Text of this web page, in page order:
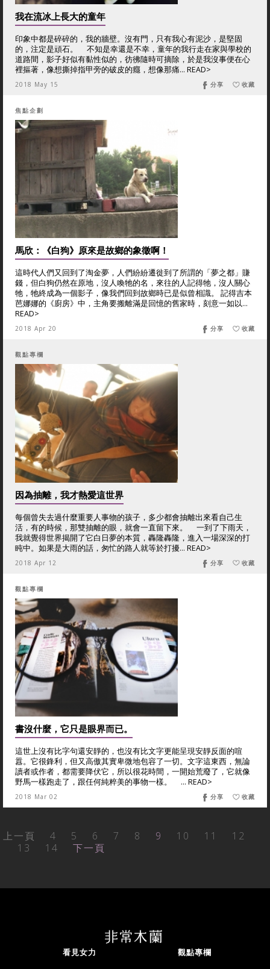
我在流冰上長大的童年
印象中都是碎碎的，我的牆壁。沒有門，只有我心有泥沙，是堅固
的，注定是頑石。 不知是幸還是不幸，童年的我行走在家與學校的
道路間，影子好似有黏性似的，彷彿隨時可摘除，於是我沒事便在心
裡摳著，像想撕掉指甲旁的破皮的癮，想像那痛... READ>
2018 May 15 收藏
分享
焦點企劃
馬欣：《白狗》原來是故鄉的象徵啊！
這時代人們又回到了淘金夢，人們紛紛遷徙到了所謂的「夢之都」賺
錢，但白狗仍然在原地，沒人喚牠的名，來往的人記得牠，沒人關心
牠，牠終成為一個影子，像我們回到故鄉時已是似曾相識。 記得吉本
芭娜娜的《廚房》中，主角要搬離滿是回憶的舊家時，刻意一如以...
READ>
2018 Apr 20 收藏
分享
觀點專欄
因為抽離，我才熱愛這世界
每個曾失去過什麼重要人事物的孩子，多少都會抽離出來看自己生
活，有的時候，那雙抽離的眼，就會一直留下來。 一到了下雨天，
我就覺得世界揭開了它白日夢的本質，轟隆轟隆，進入一場深深的打
盹中。如果是大雨的話，匆忙的路人就等於打擾... READ>
2018 Apr 12 收藏
分享
觀點專欄
書沒什麼，它只是眼界而已。
這世上沒有比字句還安靜的，也沒有比文字更能呈現安靜反面的喧
囂。它很鋒利，但又高傲其實卑微地包容了一切。文字這東西，無論
讀者或作者，都需要降伏它，所以很花時間，一開始荒廢了，它就像
野馬一樣跑走了，跟任何純粹美的事物一樣。 ... READ>
2018 Mar 02 收藏
分享
上一頁 4 5 6 7 8 9 10 11
12
13
14 下一頁
看見女力 觀點專欄